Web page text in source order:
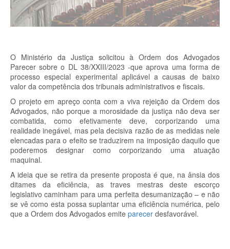
O Ministério da Justiça solicitou à Ordem dos Advogados
Parecer sobre o DL 38/XXIII/2023 -que aprova uma forma de
processo especial experimental aplicável a causas de baixo
valor da competência dos tribunais administrativos e fiscais.
O projeto em apreço conta com a viva rejeição da Ordem dos
Advogados, não porque a morosidade da justiça não deva ser
combatida, como efetivamente deve, corporizando uma
realidade inegável, mas pela decisiva razão de as medidas nele
elencadas para o efeito se traduzirem na imposição daquilo que
poderemos designar como corporizando uma atuação
maquinal.
A ideia que se retira da presente proposta é que, na ânsia dos
ditames da eficiência, as traves mestras deste escorço
legislativo caminham para uma perfeita desumanização – e não
se vê como esta possa suplantar uma eficiência numérica, pelo
que a Ordem dos Advogados emite parecer desfavorável.